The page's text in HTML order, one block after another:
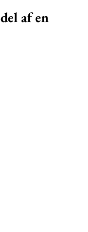
af en